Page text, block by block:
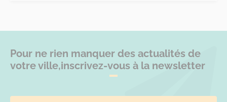
Pour ne rien manquer des actualités de
votre ville,inscrivez-vous à la newsletter